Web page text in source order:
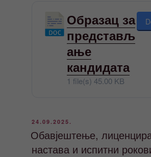
Образац за
представљ
ање
кандидата
1 file(s) 45.00 KB
ОБЈАВЉЕНО
24.09.2025.
Обавјештење,
настава и испитни